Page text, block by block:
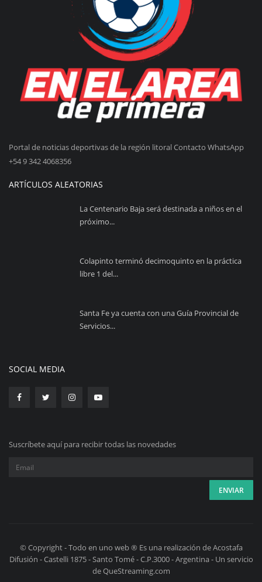
Portal de noticias deportivas de la región litoral Contacto WhatsApp
+54 9 342 4068356
ARTÍCULOS ALEATORIAS
La Centenario Baja será destinada a niños en el
próximo...
Colapinto terminó decimoquinto en la práctica
libre 1 del...
Santa Fe ya cuenta con una Guía Provincial de
Servicios...
SOCIAL MEDIA
Suscríbete aquí para recibir todas las novedades
© Copyright - Todo en uno web ® Es una realización de Acostafa
Difusión - Castelli 1875 - Santo Tomé - C.P.3000 - Argentina - Un servicio
de QueStreaming.com